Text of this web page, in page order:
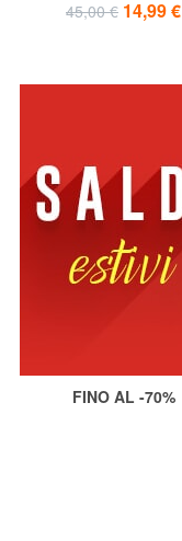
45,00 € 14,99 €
FINO AL -70%